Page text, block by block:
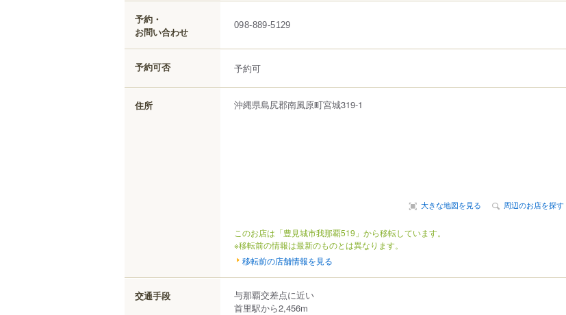
予約・
お問い合わせ
098-889-5129
予約可否 予約可
住所 沖縄県島尻郡南風原町宮城319-1
大きな地図を見る 周辺のお店を探す
このお店は「豊見城市我那覇519」から移転しています。
※移転前の情報は最新のものとは異なります。
移転前の店舗情報を見る
交通手段
与那覇交差点に近い
首里駅から2,456m